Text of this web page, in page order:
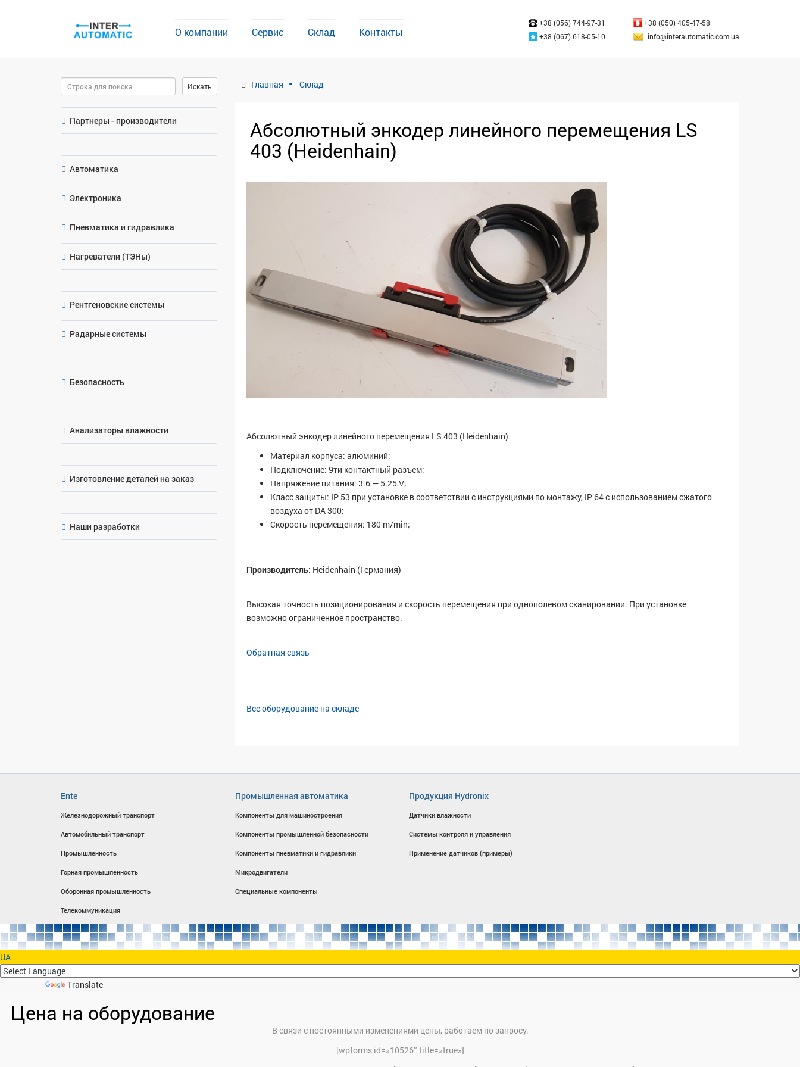
О компании Сервис Склад Контакты
+38 (056) 744-97-31
+38 (050) 405-47-58
+38 (067) 618-05-10
info@interautomatic.com.ua
Поиск
Искать
Партнеры - производители
Автоматика
Электроника
Пневматика и гидравлика
Нагреватели (ТЭНы)
Рентгеновские системы
Радарные системы
Безопасность
Анализаторы влажности
Изготовление деталей на заказ
Наши разработки
Главная Склад
Абсолютный энкодер линейного перемещения LS
403 (Heidenhain)
Абсолютный энкодер линейного перемещения LS 403 (Heidenhain)
Материал корпуса: алюминий;
Подключение: 9ти контактный разъем;
Напряжение питания: 3.6 — 5.25 V;
Класс защиты: IP 53 при установке в соответствии с инструкциями по монтажу, IP 64 с использованием сжатого
воздуха от DA 300;
Скорость перемещения: 180 m/min;
Производитель: Heidenhain (Германия)
Высокая точность позиционирования и скорость перемещения при однополевом сканировании. При установке
возможно ограниченное пространство.
Обратная связь
Все оборудование на складе
Ente
Железнодорожный транспорт
Автомобильный транспорт
Промышленность
Горная промышленность
Оборонная промышленность
Телекоммуникация
Промышленная автоматика
Компоненты для машиностроения
Компоненты промышленной безопасности
Компоненты пневматики и гидравлики
Микродвигатели
Специальные компоненты
Продукция Hydronix
Датчики влажности
Системы контроля и управления
Применение датчиков (примеры)
UA
Translate
Цена на оборудование
В связи с постоянными изменениями цены, работаем по запросу.
[wpforms id=»10526″ title=»true»]